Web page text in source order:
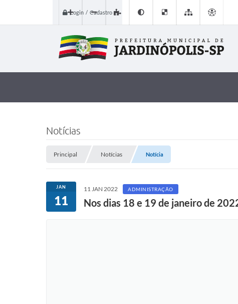
Login / Cadastro
Notícias
Principal Notícias Notícia
JAN
11
11 JAN 2022 ADMINISTRAÇÃO
Nos dias 18 e 19 de janeiro de